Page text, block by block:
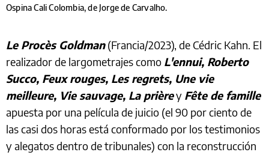
Ospina Cali Colombia, de Jorge de Carvalho.
Le Procès Goldman(Francia/2023), de Cédric Kahn. El
realizador de largometrajes como L'ennui, Roberto
Succo, Feux rouges, Les regrets, Une vie
meilleure, Vie sauvage, La prièrey Fête de famille
apuesta por una película de juicio (el 90 por ciento de
las casi dos horas está conformado por los testimonios
y alegatos dentro de tribunales) con la reconstrucción